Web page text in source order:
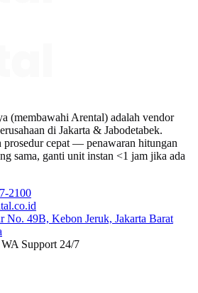
(membawahi Arental) adalah vendor
di Jakarta & Jabodetabek.
cepat — penawaran hitungan
sama, ganti unit instan <1 jam jika ada
2100
No. 49B, Kebon Jeruk, Jakarta Barat
Support 24/7